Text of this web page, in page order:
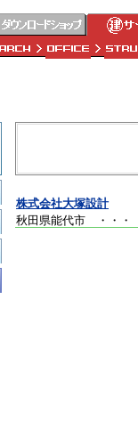
株式会社大塚設計
秋田県能代市
・・・